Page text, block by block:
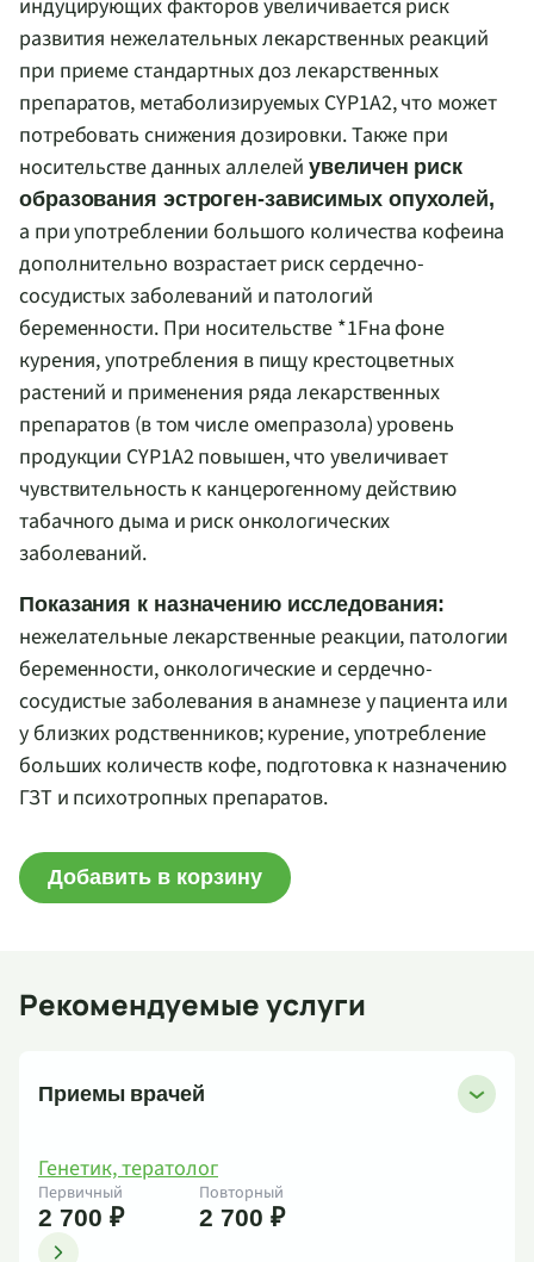
индуцирующих факторов увеличивается риск
развития нежелательных лекарственных реакций
при приеме стандартных доз лекарственных
препаратов, метаболизируемых CYP1A2, что может
потребовать снижения дозировки. Также при
носительстве данных аллелейувеличен риск
образования эстроген-зависимых опухолей,
а при употреблении большого количества кофеина
дополнительно возрастает риск сердечно-
сосудистых заболеваний и патологий
беременности. При носительстве *1Fна фоне
курения, употребления в пищу крестоцветных
растений и применения ряда лекарственных
препаратов (в том числе омепразола) уровень
продукции CYP1A2 повышен, что увеличивает
чувствительность к канцерогенному действию
табачного дыма и риск онкологических
заболеваний.
Показания к назначению исследования:
нежелательные лекарственные реакции, патологии
беременности, онкологические и сердечно-
сосудистые заболевания в анамнезе у пациента или
у близких родственников; курение, употребление
больших количеств кофе, подготовка к назначению
ГЗТ и психотропных препаратов.
Добавить в корзину
Рекомендуемые услуги
Приемы врачей
Генетик, тератолог
Первичный
2 700 ₽
Повторный
2 700 ₽